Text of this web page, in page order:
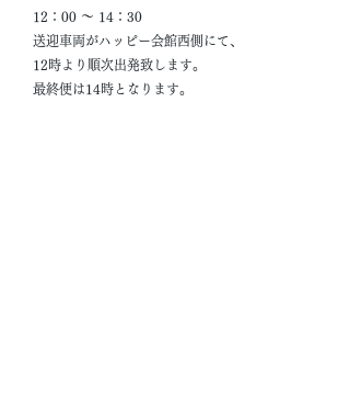
12：00 ～ 14：30
送迎車両がハッピー会館西側にて、
12時より順次出発致します。
最終便は14時となります。